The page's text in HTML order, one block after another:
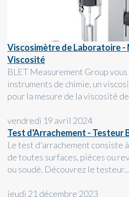
Viscosimètre de Laboratoire -
Viscosité
BLET Measurement Group
instruments de chimie, un
pour la mesure de la viscosité
vendredi 19 avril 2024
Test d'Arrachement - Testeur
Le test d'arrachement consiste
de toutes surfaces, pièces ou
ou soudé. Découvrez le testeur...
jeudi 21 décembre 2023